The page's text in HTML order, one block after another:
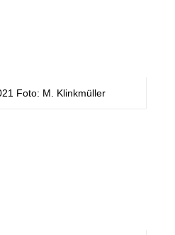
Foto: M. Klinkmüller